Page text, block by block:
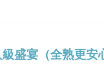
盛宴（全熟更安